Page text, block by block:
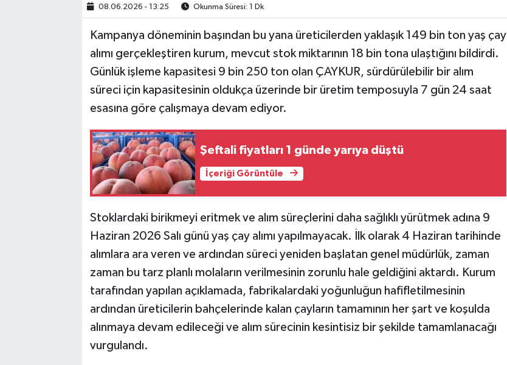
08.06.2026 - 13:25 Okunma Süresi: 1 Dk
Kampanya döneminin başından bu yana üreticilerden yaklaşık 149 bin ton yaş çay
alımı gerçekleştiren kurum, mevcut stok miktarının 18 bin tona ulaştığını bildirdi.
Günlük işleme kapasitesi 9 bin 250 ton olan ÇAYKUR, sürdürülebilir bir alım
süreci için kapasitesinin oldukça üzerinde bir üretim temposuyla 7 gün 24 saat
esasına göre çalışmaya devam ediyor.
Şeftali fiyatları 1 günde yarıya düştü
İçeriği Görüntüle
Stoklardaki birikmeyi eritmek ve alım süreçlerini daha sağlıklı yürütmek adına 9
Haziran 2026 Salı günü yaş çay alımı yapılmayacak. İlk olarak 4 Haziran tarihinde
alımlara ara veren ve ardından süreci yeniden başlatan genel müdürlük, zaman
zaman bu tarz planlı molaların verilmesinin zorunlu hale geldiğini aktardı. Kurum
tarafından yapılan açıklamada, fabrikalardaki yoğunluğun hafifletilmesinin
ardından üreticilerin bahçelerinde kalan çayların tamamının her şart ve koşulda
alınmaya devam edileceği ve alım sürecinin kesintisiz bir şekilde tamamlanacağı
vurgulandı.